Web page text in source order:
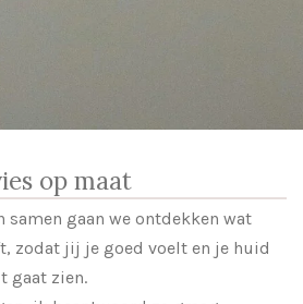
op maat
samen gaan we ontdekken wat
zodat jij je goed voelt en je huid
gaat zien.